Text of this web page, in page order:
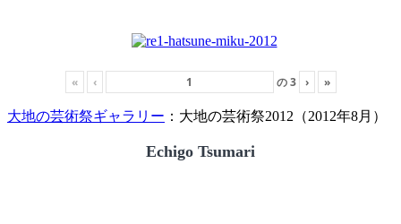
« ‹ の3 › »
大地の芸術祭ギャラリー ：大地の芸術祭2012（2012年8月）
Echigo Tsumari